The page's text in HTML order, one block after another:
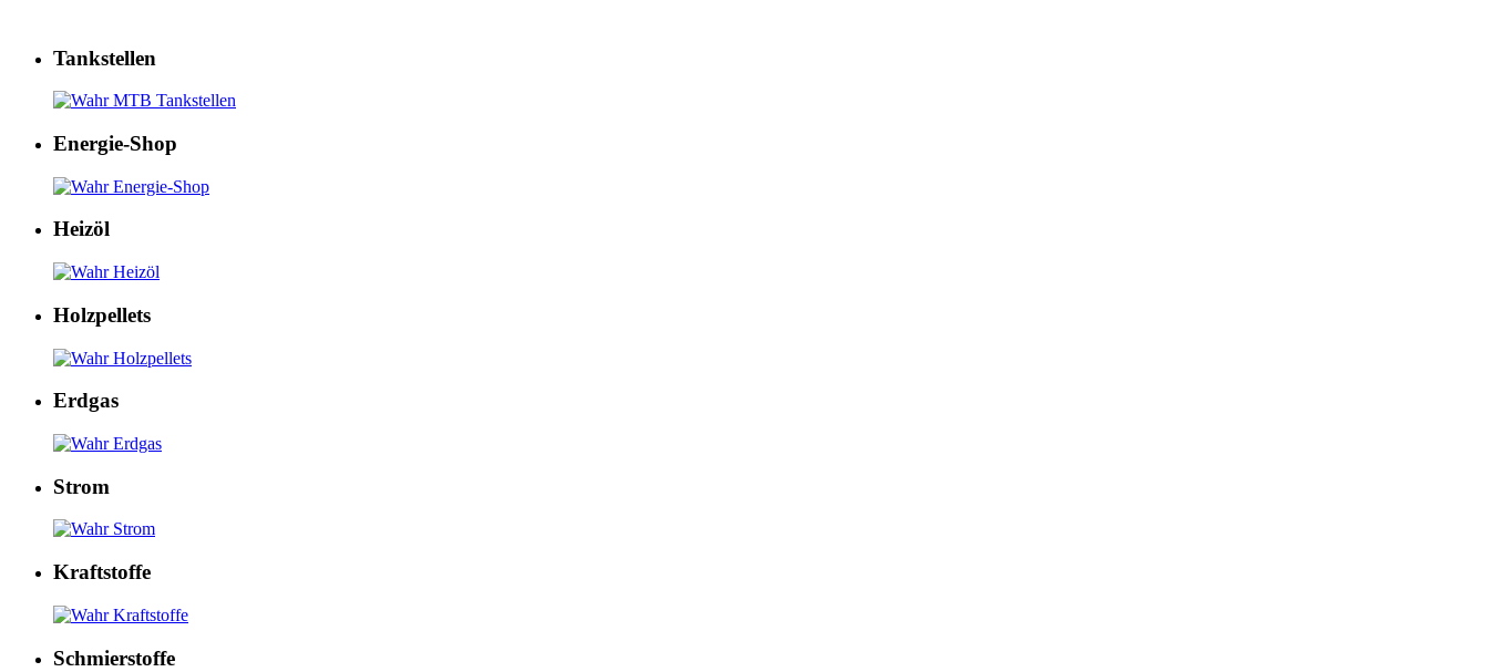
Tankstellen
Energie-Shop
Heizöl
Holzpellets
Erdgas
Strom
Kraftstoffe
Schmierstoffe